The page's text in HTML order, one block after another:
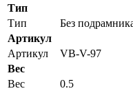
Тип
Тип
Без
Артикул
Артикул
VB-V-97
Вес
Вес
0.5